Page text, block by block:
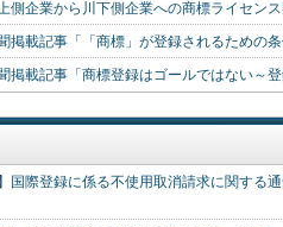
側企業から川下側企業への商標ライセン
掲載記事「「商標」が登録されるための
掲載記事「商標登録はゴールではない～
国際登録に係る不使用取消請求に関する